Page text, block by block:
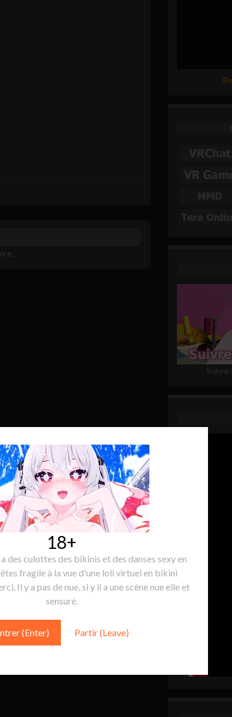
18+
des culottes des bikinis et des danses sexy en
fragile à la vue d'une loli virtuel en bikini
Il y a pas de nue, si y il a une scène nue elle et
sensuré.
(Enter) Partir (Leave)
Suivre